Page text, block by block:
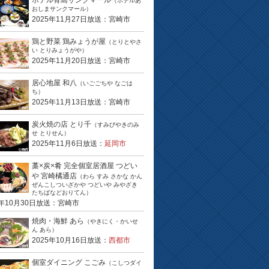
おしまサンクマール）
2025年11月27日放送：宮崎市
鶏と野菜 鶏みょうが屋 （とりとやさ
い とりみょうがや）
2025年11月20日放送：宮崎市
居心地屋 和八 （いごごちや なごは
ち）
2025年11月13日放送：宮崎市
炭火焼の店 とり千 （すみびやきのみ
せ とりせん）
2025年11月6日放送： 延岡市
藁×炭×肴 完全個室居酒屋 つどい
や 宮崎橘通店 （わら すみ さかな かん
ぜんこしついざかや つどいや みやざき
たちばなどおりてん）
10月30日放送：宮崎市
焼肉・海鮮 あら
（やきにく・かいせ
ん あら）
2025年10月16日放送： 西都市
個室ダイニング こごみ （こしつダイ